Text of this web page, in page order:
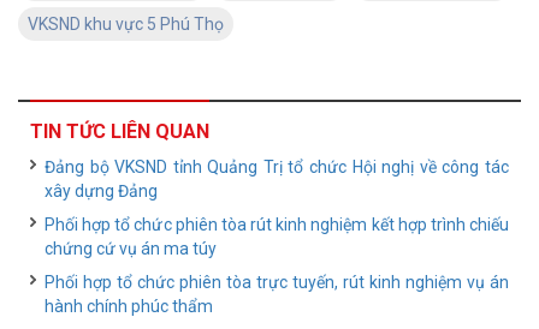
VKSND khu vực 5 Phú Thọ
TIN TỨC LIÊN QUAN
Đảng bộ VKSND tỉnh Quảng Trị tổ chức Hội nghị về công tác
xây dựng Đảng
Phối hợp tổ chức phiên tòa rút kinh nghiệm kết hợp trình chiếu
chứng cứ vụ án ma túy
Phối hợp tổ chức phiên tòa trực tuyến, rút kinh nghiệm vụ án
hành chính phúc thẩm